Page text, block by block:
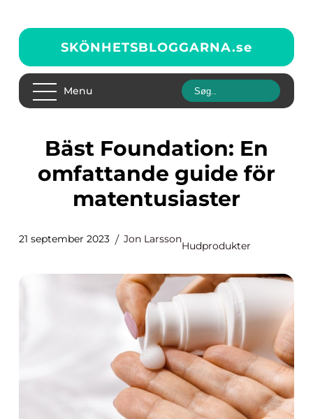
SKÖNHETSBLOGGARNA.se
Menu
Bäst Foundation: En
omfattande guide för
matentusiaster
21 september 2023 Jon Larsson
Hudprodukter